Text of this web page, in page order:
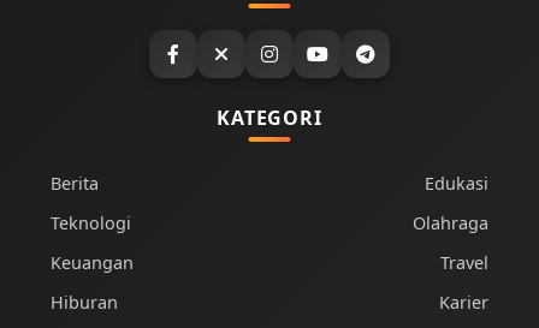
KATEGORI
Berita
Teknologi
Keuangan
Hiburan
Edukasi
Olahraga
Travel
Karier